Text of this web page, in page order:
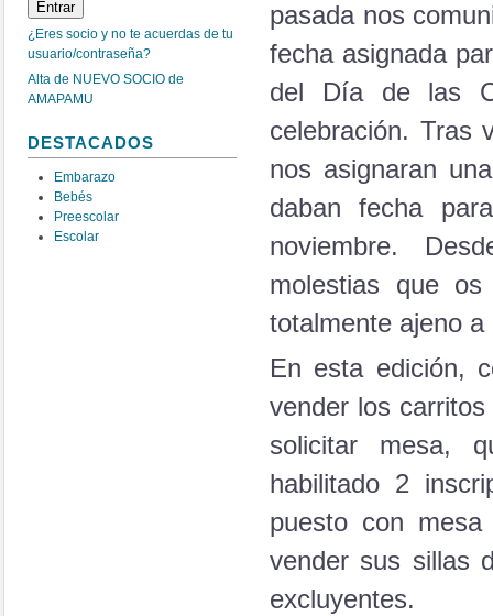
¿Eres socio y no te acuerdas de tu
usuario/contraseña?
Alta de NUEVO SOCIO de
AMAPAMU
DESTACADOS
Embarazo
Bebés
Preescolar
Escolar
pasada nos
fecha asignada
del Día de las
celebración. Tras
nos asignaran
daban fecha
noviembre.
molestias que
totalmente ajeno a
En esta edición,
vender los
solicitar mesa,
habilitado 2
puesto con
vender sus sillas
excluyentes.